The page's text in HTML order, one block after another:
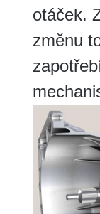
otáček.
změnu